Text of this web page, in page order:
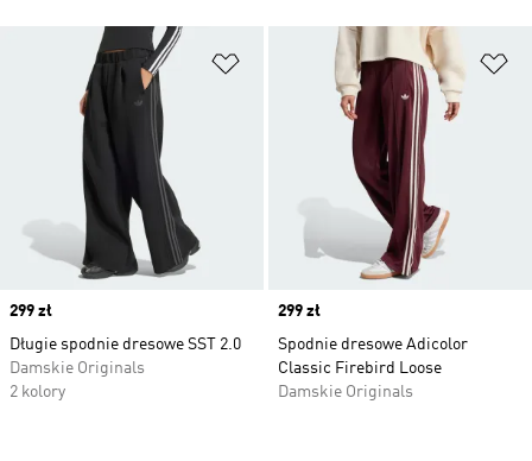
Dodaj do listy życzeń
Price
299 zł
Długie spodnie dresowe SST 2.0
Damskie Originals
2 kolory
Price
299 zł
Spodnie dresowe Adicolor
Classic Firebird Loose
Damskie Originals